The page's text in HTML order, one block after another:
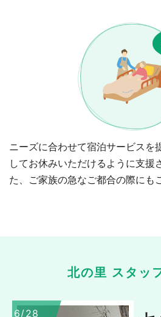
ニーズに合わせて宿泊サービスを
してお休みいただけるように支援
た、ご家族の急なご都合の際にも
北の里 スタッ
6/28